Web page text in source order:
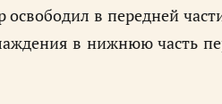
в передней
в нижнюю часть